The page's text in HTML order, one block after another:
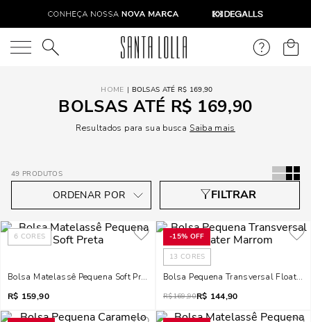
O que você está procurando?
BOLSAS ATÉ R$ 169,90
BOLSAS ATÉ R$ 169,90
Resultados para sua busca Saiba mais
49 PRODUTOS
6 CORES
Bolsa Matelassê Pequena Soft Preta
R$ 159,90
-15% OFF
13 CORES
Bolsa Pequena Transversal Floater
R$169,90R$ 144,90